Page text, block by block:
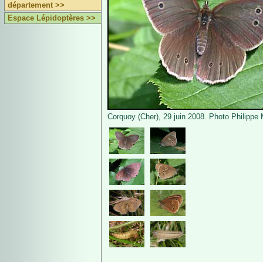
département >>
Espace Lépidoptères >>
Corquoy (Cher), 29 juin 2008. Photo Philippe